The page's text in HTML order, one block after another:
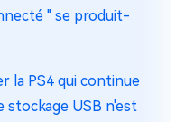
" se produit-
la PS4 qui continue
stockage USB n'est